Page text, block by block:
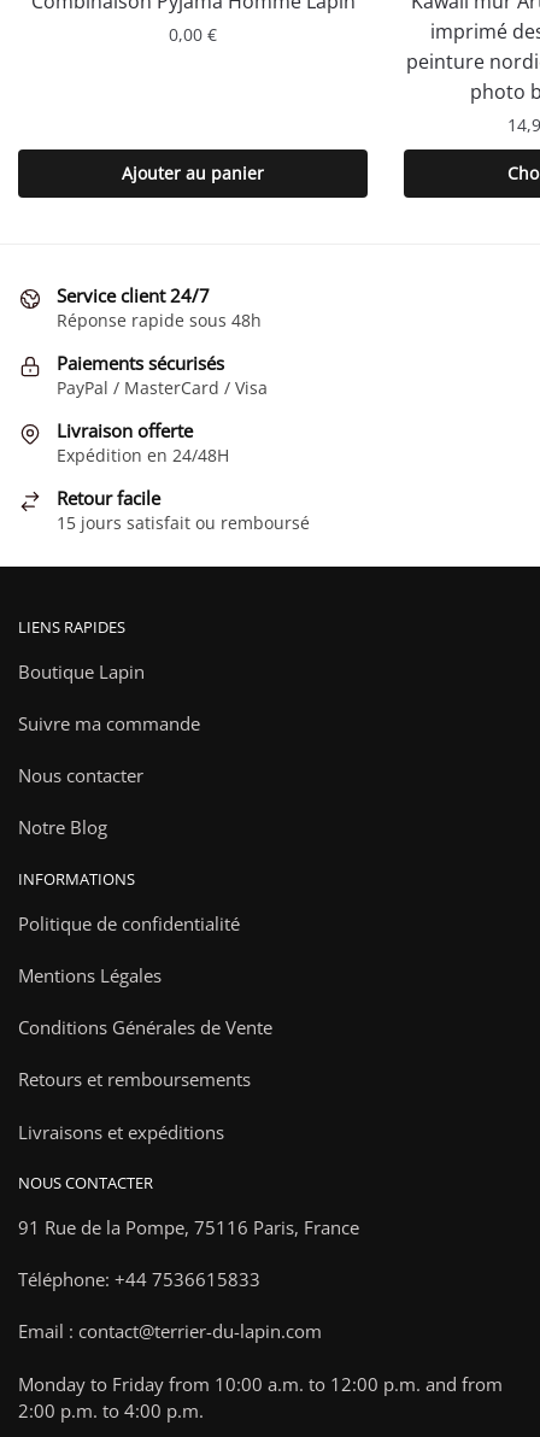
0,00 €
Ajouter au panier
imprimé
peinture
photo
Service client 24/7
Réponse rapide sous 48h
Paiements sécurisés
PayPal / MasterCard / Visa
Livraison offerte
Expédition en 24/48H
Retour facile
15 jours satisfait ou remboursé
LIENS RAPIDES
Boutique Lapin
Suivre ma commande
Nous contacter
Notre Blog
INFORMATIONS
Politique de confidentialité
Mentions Légales
Conditions Générales de Vente
Retours et remboursements
Livraisons et expéditions
NOUS CONTACTER
91 Rue de la Pompe, 75116 Paris, France
Téléphone: +44 7536615833
Email : contact@terrier-du-lapin.com
Monday to Friday from 10:00 a.m. to 12:00 p.m. and from
2:00 p.m. to 4:00 p.m.